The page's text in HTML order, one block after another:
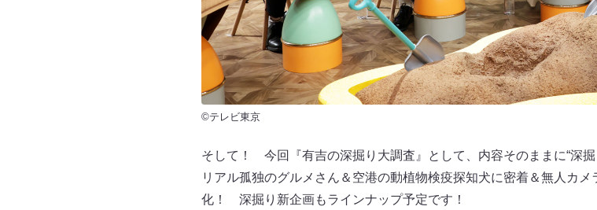
©テレビ東京
そして！ 今回『有吉の深掘り大調査』として、内容そのままに“深
リアル孤独のグルメさん＆空港の動植物検疫探知犬に密着＆無人カ
化！ 深掘り新企画もラインナップ予定です！